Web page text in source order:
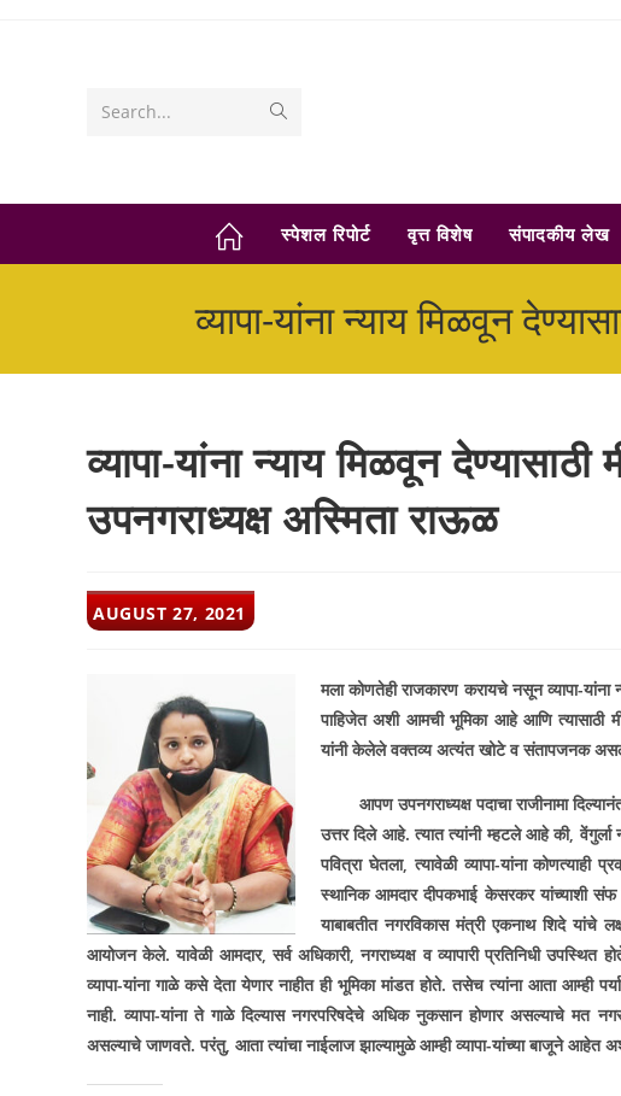
Search...
स्पेशल रिपोर्ट वृत्त विशेष संपादकीय लेख
व्यापा-यांना न्याय मिळवून
व्यापा-यांना न्याय मिळवून
उपनगराध्यक्ष अस्मिता राऊळ
POST
PUBLISHED:
AUGUST 27, 2021
मला कोणतेही राजकारण करायचे नसून व्यापा-यांना
पाहिजेत अशी आमची भूमिका आहे आणि त्यासाठी मी
यांनी केलेले वक्तव्य अत्यंत खोटे व संतापजनक
आपण उपनगराध्यक्ष पदाचा राजीनामा
उत्तर दिले आहे. त्यात त्यांनी म्हटले आहे की,
पवित्रा घेतला,त्यावेळी व्यापा-यांना कोणत्याही
स्थानिक आमदार दीपकभाई केसरकर यांच्याशी
याबाबतीत नगरविकास मंत्री एकनाथ शिदे यांचे
आयोजन केले. यावेळी आमदार,सर्व अधिकारी,नगराध्यक्ष व व्यापारी प्रतिनिधी उपस्थित
व्यापा-यांना गाळे कसे देता येणार नाहीत ही भूमिका मांडत होते. तसेच त्यांना आता आम्ही
नाही. व्यापा-यांना ते गाळे दिल्यास नगरपरिषदेचे अधिक नुकसान होणार असल्याचे मत
असल्याचे जाणवते. परंतु, आता त्यांचा नाईलाज झाल्यामुळे आम्ही व्यापा-यांच्या बाजूने